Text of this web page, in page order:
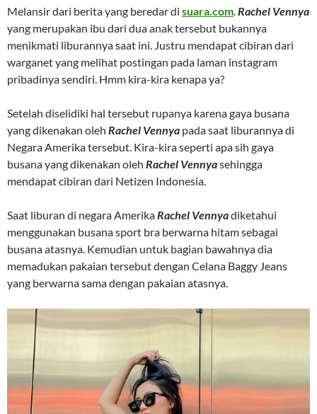
Melansir dari berita yang beredar di suara.com.Rachel Vennya
yang merupakan ibu dari dua anak tersebut bukannya
menikmati liburannya saat ini. Justru mendapat cibiran dari
warganet yang melihat postingan pada laman instagram
pribadinya sendiri. Hmm kira-kira kenapa ya?
Setelah diselidiki hal tersebut rupanya karena gaya busana
yang dikenakan oleh Rachel Vennya pada saat liburannya di
Negara Amerika tersebut. Kira-kira seperti apa sih gaya
busana yang dikenakan oleh Rachel Vennyasehingga
mendapat cibiran dari Netizen Indonesia.
Saat liburan di negara AmerikaRachel Vennyadiketahui
menggunakan busana sport bra berwarna hitam sebagai
busana atasnya. Kemudian untuk bagian bawahnya dia
memadukan pakaian tersebut dengan Celana Baggy Jeans
yang berwarna sama dengan pakaian atasnya.